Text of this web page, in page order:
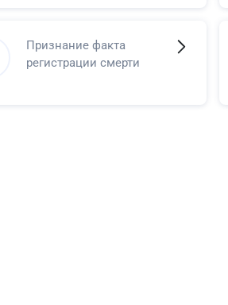
Признание факта
регистрации смерти